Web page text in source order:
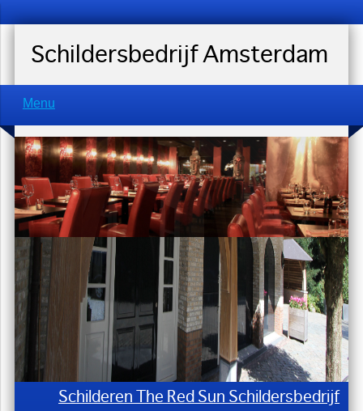
Schildersbedrijf Amsterdam
Menu
Schilderen The Red Sun Schildersbedrijf